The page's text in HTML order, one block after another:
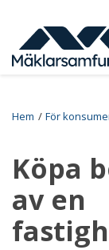
huvudinnehåll
Hem För
Köpa
av en